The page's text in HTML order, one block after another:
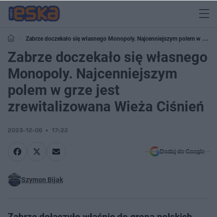
Zabrze doczekało się własnego Monopoly. Najcenniejszym polem w grze
jest zrewitalizowana Wieża Ciśnień
Zabrze doczekało się własnego
Monopoly. Najcenniejszym
polem w grze jest
zrewitalizowana Wieża Ciśnień
2023-12-06 17:22
Dodaj do Google
Szymon Bijak